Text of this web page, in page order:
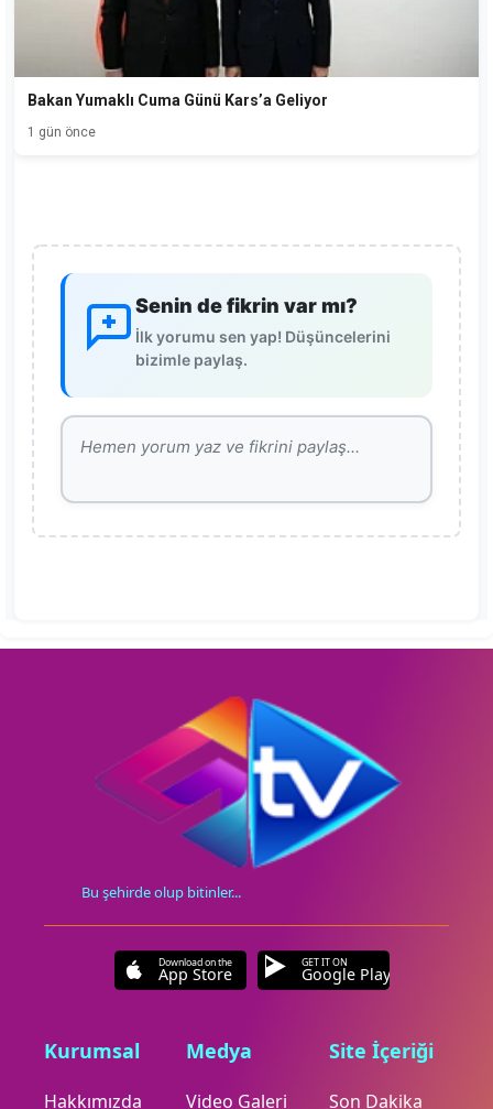
Bakan Yumaklı Cuma Günü Kars’a Geliyor
1 gün önce
Senin de fikrin var mı?
İlk yorumu sen yap! Düşüncelerini
bizimle paylaş.
Bu şehirde olup bitinler...
Download on the
App Store
GET IT ON
Google Play
Kurumsal
Hakkımızda
Medya
Video Galeri
Site İçeriği
Son Dakika